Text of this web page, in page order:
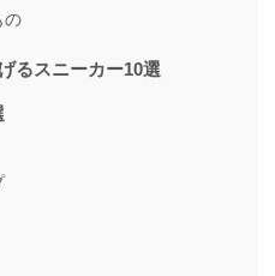
の
るスニーカー10選